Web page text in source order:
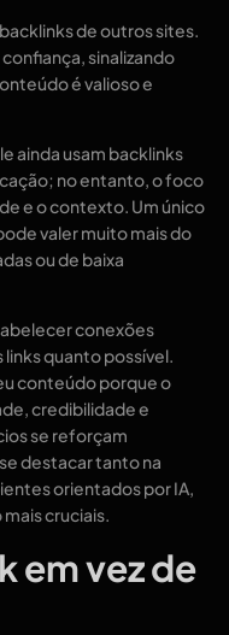
de outros sites.
sinalizando
é valioso e
ainda usam backlinks
no entanto, o foco
e o contexto. Um único
valer muito mais do
ou de baixa
conexões
quanto possível.
conteúdo porque o
credibilidade e
se reforçam
destacar tanto na
orientados por IA,
cruciais.
em vez de